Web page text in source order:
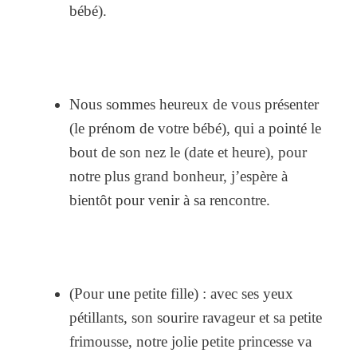
bébé).
Nous sommes heureux de vous présenter
(le prénom de votre bébé), qui a pointé le
bout de son nez le (date et heure), pour
notre plus grand bonheur, j’espère à
bientôt pour venir à sa rencontre.
(Pour une petite fille) : avec ses yeux
pétillants, son sourire ravageur et sa petite
frimousse, notre jolie petite princesse va